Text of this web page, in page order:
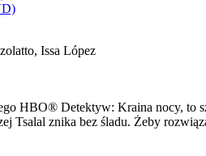
Issa López
HBO® Detektyw: Kraina nocy, to
znika bez śladu. Żeby